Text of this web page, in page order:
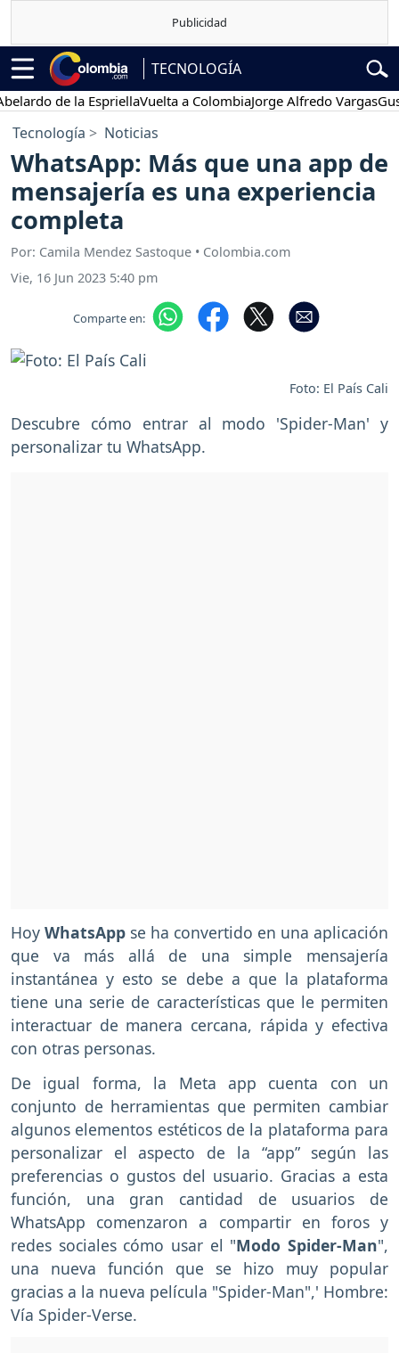
TECNOLOGÍA
de la EspriellaVuelta a ColombiaJorge Alfredo Vargas
Tecnología Noticias
WhatsApp: Más que una app de
mensajería es una experiencia
completa
Por: Camila Mendez Sastoque • Colombia.com
Vie, 16 Jun 2023 5:40 pm
Comparte en:
Foto: El País Cali
Descubre cómo entrar al modo 'Spider-Man' y
personalizar tu WhatsApp.
Hoy WhatsApp se ha convertido en una aplicación
que va más allá de una simple mensajería
instantánea y esto se debe a que la plataforma
tiene una serie de características que le permiten
interactuar de manera cercana, rápida y efectiva
con otras personas.
De igual forma, la Meta app cuenta con un
conjunto de herramientas que permiten cambiar
algunos elementos estéticos de la plataforma para
personalizar el aspecto de la “app” según las
preferencias o gustos del usuario. Gracias a esta
función, una gran cantidad de usuarios de
WhatsApp comenzaron a compartir en foros y
redes sociales cómo usar el "Modo Spider-Man",
una nueva función que se hizo muy popular
gracias a la nueva película "Spider-Man",' Hombre:
Vía Spider-Verse.